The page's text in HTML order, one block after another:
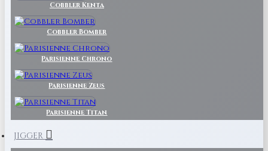
Cobbler Kenta
Cobbler Bomber
Parisienne Chrono
Parisienne Zeus
Parisienne Titan
JIGGER